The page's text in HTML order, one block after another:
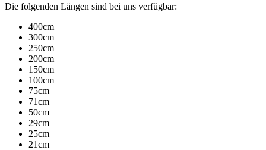
Die folgenden Längen sind bei uns verfügbar:
400cm
300cm
250cm
200cm
150cm
100cm
75cm
71cm
50cm
29cm
25cm
21cm